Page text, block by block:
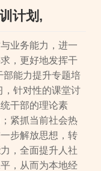
计划,
业务能力，进一
，更好地发挥干
部能力提升专题培
，针对性的课堂讨
干部的理论素
紧抓当前社会热
步解放思想，转
，全面提升人社
，从而为本地经